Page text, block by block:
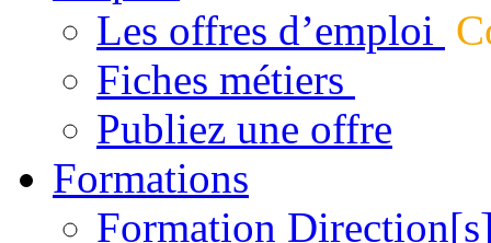
Les offres d’emploi
Fiches métiers
Publiez une offre
Formations
Formation